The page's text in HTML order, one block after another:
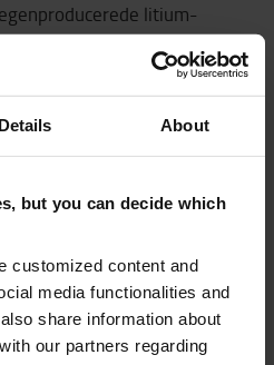
Details About
but you can decide which
customized content and
media functionalities and
share information about
our partners regarding
litium-
med et lille
kraftige nok til at holde dig
om dagen, alt sammen
et unikt Toyota-design,
førerrum med ekstra
ergonomi.